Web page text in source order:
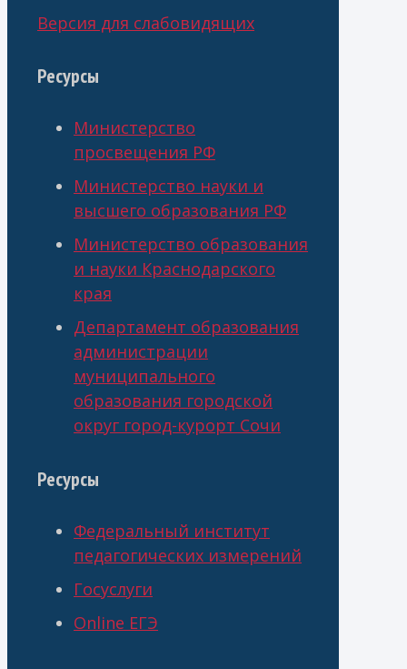
Версия для слабовидящих
Ресурсы
Министерство
просвещения РФ
Министерство науки и
высшего образования РФ
Министерство образования
и науки Краснодарского
края
Департамент образования
администрации
муниципального
образования городской
округ город-курорт Сочи
Ресурсы
Федеральный институт
педагогических измерений
Госуслуги
Online ЕГЭ